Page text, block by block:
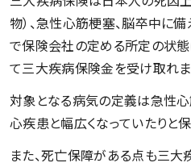
物）、急性心筋梗塞、脳卒中に
で保険会社の定める所定の状態
て三大疾病保険金を受け取れま
対象となる病気の定義は急性心
心疾患と幅広くなっていたりと
また、死亡保障がある点も三大